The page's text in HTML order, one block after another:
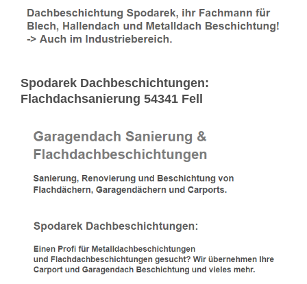
Spodarek Dachbeschichtungen:
Flachdachsanierung 54341 Fell